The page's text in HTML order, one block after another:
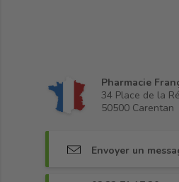
Pharmacie
34 Place de la
50500 Carentan
Envoyer un